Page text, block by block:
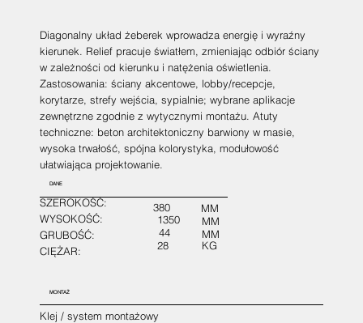
Diagonalny układ żeberek wprowadza energię i wyraźny
kierunek. Relief pracuje światłem, zmieniając odbiór ściany
w zależności od kierunku i natężenia oświetlenia.
Zastosowania: ściany akcentowe, lobby/recepcje,
korytarze, strefy wejścia, sypialnie; wybrane aplikacje
zewnętrzne zgodnie z wytycznymi montażu. Atuty
techniczne: beton architektoniczny barwiony w masie,
wysoka trwałość, spójna kolorystyka, modułowość
ułatwiająca projektowanie.
DANE
SZEROKOŚĆ:
WYSOKOŚĆ:
GRUBOŚĆ:
CIĘŻAR:
1350
380
44
28
MM
MM
MM
KG
Klej / system montażowy
MONTAŻ